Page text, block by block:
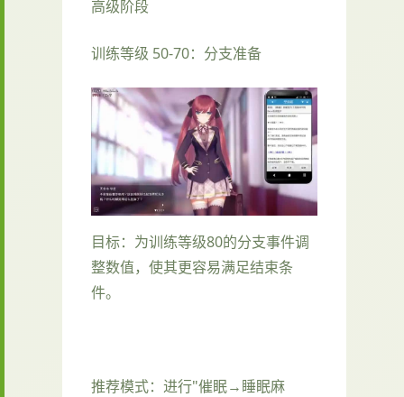
高级阶段
训练等级 50-70：分支准备
目标：为训练等级80的分支事件调
整数值，使其更容易满足结束条
件。
推荐模式：进行"催眠→睡眠麻